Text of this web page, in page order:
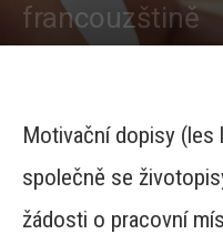
francouzštině
Motivační dopisy
společně se
žádosti o pracovní